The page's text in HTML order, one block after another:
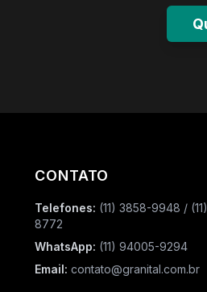
CONTATO
Telefones: (11) 3858-9948 /
8772
WhatsApp: (11) 94005-9294
Email: contato@granital.com.br